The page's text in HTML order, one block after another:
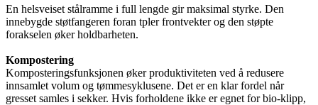
En helsveiset stålramme i full lengde gir maksimal styrke. Den
innebygde støtfangeren foran tpler frontvekter og den støpte
forakselen øker holdbarheten.
Kompostering
Komposteringsfunksjonen øker produktiviteten ved å redusere
innsamlet volum og tømmesyklusene. Det er en klar fordel når
gresset samles i sekker. Hvis forholdene ikke er egnet for bio-klipp,